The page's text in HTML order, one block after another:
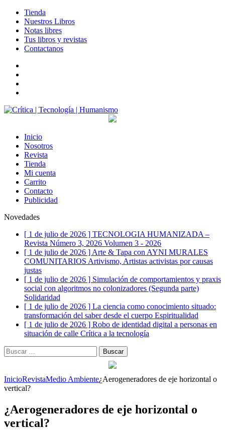
Tienda
Nuestros Libros
Notas libres
Tus libros y revistas
Contactanos
Inicio
Nosotros
Revista
Tienda
Mi cuenta
Carrito
Contacto
Publicidad
Novedades
[ 1 de julio de 2026 ] TECNOLOGIA HUMANIZADA –
Revista Número 3, 2026 Volumen 3 - 2026
[ 1 de julio de 2026 ] Arte & Tapa con AYNI MURALES
COMUNITARIOS Artivismo, Artistas activistas por causas
justas
[ 1 de julio de 2026 ] Simulación de comportamientos y praxis
social con algoritmos no colonizadores (Segunda parte)
Solidaridad
[ 1 de julio de 2026 ] La ciencia como conocimiento situado:
transformación del saber desde el cuerpo Espiritualidad
[ 1 de julio de 2026 ] Robo de identidad digital a personas en
situación de calle Crítica a la tecnología
Buscar:
InicioRevistaMedio Ambiente¿Aerogeneradores de eje horizontal o
vertical?
¿Aerogeneradores de eje horizontal o
vertical?